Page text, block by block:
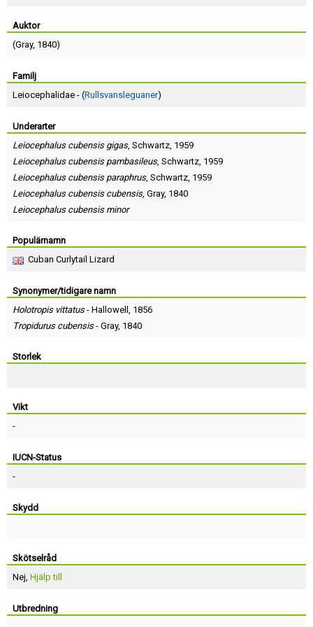
Auktor
(Gray, 1840)
Familj
Leiocephalidae - (Rullsvansleguaner)
Underarter
Leiocephalus cubensis gigas, Schwartz, 1959
Leiocephalus cubensis pambasileus, Schwartz, 1959
Leiocephalus cubensis paraphrus, Schwartz, 1959
Leiocephalus cubensis cubensis, Gray, 1840
Leiocephalus cubensis minor
Populärnamn
Cuban Curlytail Lizard
Synonymer/tidigare namn
Holotropis vittatus- Hallowell , 1856
Tropidurus cubensis- Gray, 1840
Storlek
Vikt
-
IUCN-Status
-
Skydd
Skötselråd
Nej, Hjälp till
Utbredning